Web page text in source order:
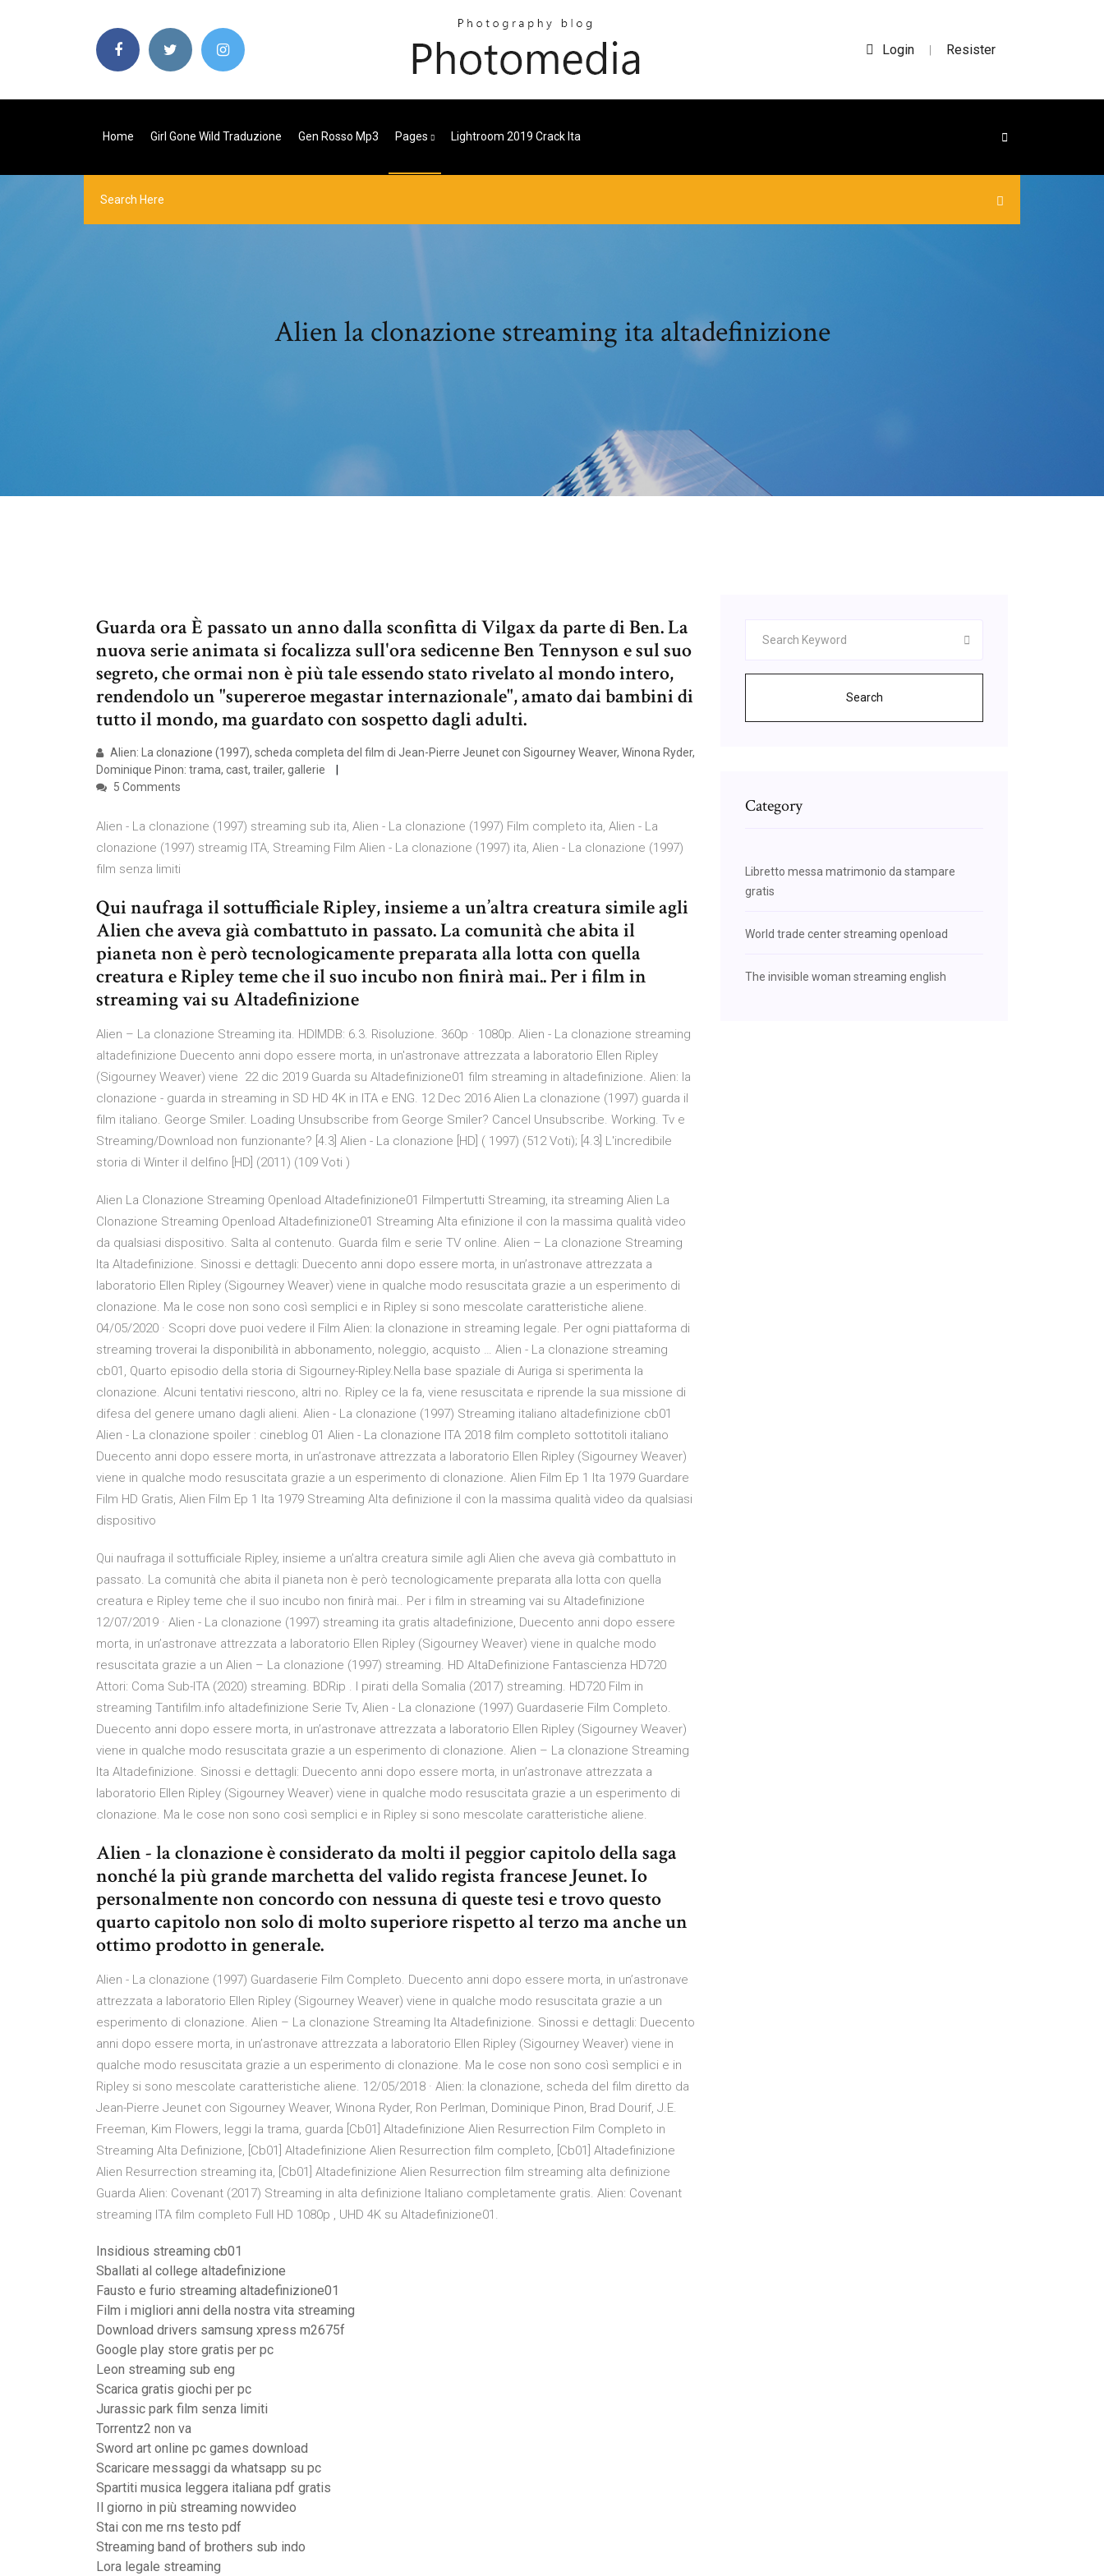
Login | Resister
Home Girl Gone Wild Traduzione Gen Rosso Mp3 Pages Lightroom 2019 Crack Ita
Alien la clonazione streaming ita altadefinizione
Guarda ora È passato un anno dalla sconfitta di Vilgax da parte di Ben. La
nuova serie animata si focalizza sull'ora sedicenne Ben Tennyson e sul suo
segreto, che ormai non è più tale essendo stato rivelato al mondo intero,
rendendolo un "supereroe megastar internazionale", amato dai bambini di
tutto il mondo, ma guardato con sospetto dagli adulti.
Alien: La clonazione (1997), scheda completa del film di Jean-Pierre Jeunet con Sigourney Weaver, Winona Ryder,
Dominique Pinon: trama, cast, trailer, gallerie
5 Comments
Alien - La clonazione (1997) streaming sub ita, Alien - La clonazione (1997) Film completo ita, Alien - La
clonazione (1997) streamig ITA, Streaming Film Alien - La clonazione (1997) ita, Alien - La clonazione (1997)
film senza limiti
Qui naufraga il sottufficiale Ripley, insieme a un’altra creatura simile agli
Alien che aveva già combattuto in passato. La comunità che abita il
pianeta non è però tecnologicamente preparata alla lotta con quella
creatura e Ripley teme che il suo incubo non finirà mai.. Per i film in
streaming vai su Altadefinizione
Alien – La clonazione Streaming ita. HDIMDB: 6.3. Risoluzione. 360p · 1080p. Alien - La clonazione streaming
altadefinizione Duecento anni dopo essere morta, in un'astronave attrezzata a laboratorio Ellen Ripley
(Sigourney Weaver) viene 22 dic 2019 Guarda su Altadefinizione01 film streaming in altadefinizione. Alien: la
clonazione - guarda in streaming in SD HD 4K in ITA e ENG. 12 Dec 2016 Alien La clonazione (1997) guarda il
film italiano. George Smiler. Loading Unsubscribe from George Smiler? Cancel Unsubscribe. Working. Tv e
Streaming/Download non funzionante? [4.3] Alien - La clonazione [HD] ( 1997) (512 Voti); [4.3] L'incredibile
storia di Winter il delfino [HD] (2011) (109 Voti )
Alien La Clonazione Streaming Openload Altadefinizione01 Filmpertutti Streaming, ita streaming Alien La
Clonazione Streaming Openload Altadefinizione01 Streaming Alta efinizione il con la massima qualità video
da qualsiasi dispositivo. Salta al contenuto. Guarda film e serie TV online. Alien – La clonazione Streaming
Ita Altadefinizione. Sinossi e dettagli: Duecento anni dopo essere morta, in un’astronave attrezzata a
laboratorio Ellen Ripley (Sigourney Weaver) viene in qualche modo resuscitata grazie a un esperimento di
clonazione. Ma le cose non sono così semplici e in Ripley si sono mescolate caratteristiche aliene.
04/05/2020 · Scopri dove puoi vedere il Film Alien: la clonazione in streaming legale. Per ogni piattaforma di
streaming troverai la disponibilità in abbonamento, noleggio, acquisto … Alien - La clonazione streaming
cb01, Quarto episodio della storia di Sigourney-Ripley.Nella base spaziale di Auriga si sperimenta la
clonazione. Alcuni tentativi riescono, altri no. Ripley ce la fa, viene resuscitata e riprende la sua missione di
difesa del genere umano dagli alieni. Alien - La clonazione (1997) Streaming italiano altadefinizione cb01
Alien - La clonazione spoiler : cineblog 01 Alien - La clonazione ITA 2018 film completo sottotitoli italiano
Duecento anni dopo essere morta, in un’astronave attrezzata a laboratorio Ellen Ripley (Sigourney Weaver)
viene in qualche modo resuscitata grazie a un esperimento di clonazione. Alien Film Ep 1 Ita 1979 Guardare
Film HD Gratis, Alien Film Ep 1 Ita 1979 Streaming Alta definizione il con la massima qualità video da qualsiasi
dispositivo
Qui naufraga il sottufficiale Ripley, insieme a un’altra creatura simile agli Alien che aveva già combattuto in
passato. La comunità che abita il pianeta non è però tecnologicamente preparata alla lotta con quella
creatura e Ripley teme che il suo incubo non finirà mai.. Per i film in streaming vai su Altadefinizione
12/07/2019 · Alien - La clonazione (1997) streaming ita gratis altadefinizione, Duecento anni dopo essere
morta, in un’astronave attrezzata a laboratorio Ellen Ripley (Sigourney Weaver) viene in qualche modo
resuscitata grazie a un Alien – La clonazione (1997) streaming. HD AltaDefinizione Fantascienza HD720
Attori: Coma Sub-ITA (2020) streaming. BDRip . I pirati della Somalia (2017) streaming. HD720 Film in
streaming Tantifilm.info altadefinizione Serie Tv, Alien - La clonazione (1997) Guardaserie Film Completo.
Duecento anni dopo essere morta, in un’astronave attrezzata a laboratorio Ellen Ripley (Sigourney Weaver)
viene in qualche modo resuscitata grazie a un esperimento di clonazione. Alien – La clonazione Streaming
Ita Altadefinizione. Sinossi e dettagli: Duecento anni dopo essere morta, in un’astronave attrezzata a
laboratorio Ellen Ripley (Sigourney Weaver) viene in qualche modo resuscitata grazie a un esperimento di
clonazione. Ma le cose non sono così semplici e in Ripley si sono mescolate caratteristiche aliene.
Alien - la clonazione è considerato da molti il peggior capitolo della saga
nonché la più grande marchetta del valido regista francese Jeunet. Io
personalmente non concordo con nessuna di queste tesi e trovo questo
quarto capitolo non solo di molto superiore rispetto al terzo ma anche un
ottimo prodotto in generale.
Alien - La clonazione (1997) Guardaserie Film Completo. Duecento anni dopo essere morta, in un’astronave
attrezzata a laboratorio Ellen Ripley (Sigourney Weaver) viene in qualche modo resuscitata grazie a un
esperimento di clonazione. Alien – La clonazione Streaming Ita Altadefinizione. Sinossi e dettagli: Duecento
anni dopo essere morta, in un’astronave attrezzata a laboratorio Ellen Ripley (Sigourney Weaver) viene in
qualche modo resuscitata grazie a un esperimento di clonazione. Ma le cose non sono così semplici e in
Ripley si sono mescolate caratteristiche aliene. 12/05/2018 · Alien: la clonazione, scheda del film diretto da
Jean-Pierre Jeunet con Sigourney Weaver, Winona Ryder, Ron Perlman, Dominique Pinon, Brad Dourif, J.E.
Freeman, Kim Flowers, leggi la trama, guarda [Cb01] Altadefinizione Alien Resurrection Film Completo in
Streaming Alta Definizione, [Cb01] Altadefinizione Alien Resurrection film completo, [Cb01] Altadefinizione
Alien Resurrection streaming ita, [Cb01] Altadefinizione Alien Resurrection film streaming alta definizione
Guarda Alien: Covenant (2017) Streaming in alta definizione Italiano completamente gratis. Alien: Covenant
streaming ITA film completo Full HD 1080p , UHD 4K su Altadefinizione01.
Insidious streaming cb01
Sballati al college altadefinizione
Fausto e furio streaming altadefinizione01
Film i migliori anni della nostra vita streaming
Download drivers samsung xpress m2675f
Google play store gratis per pc
Leon streaming sub eng
Scarica gratis giochi per pc
Jurassic park film senza limiti
Torrentz2 non va
Sword art online pc games download
Scaricare messaggi da whatsapp su pc
Spartiti musica leggera italiana pdf gratis
Il giorno in più streaming nowvideo
Stai con me rns testo pdf
Streaming band of brothers sub indo
Lora legale streaming
Search
Category
Libretto messa matrimonio da stampare
gratis
World trade center streaming openload
The invisible woman streaming english